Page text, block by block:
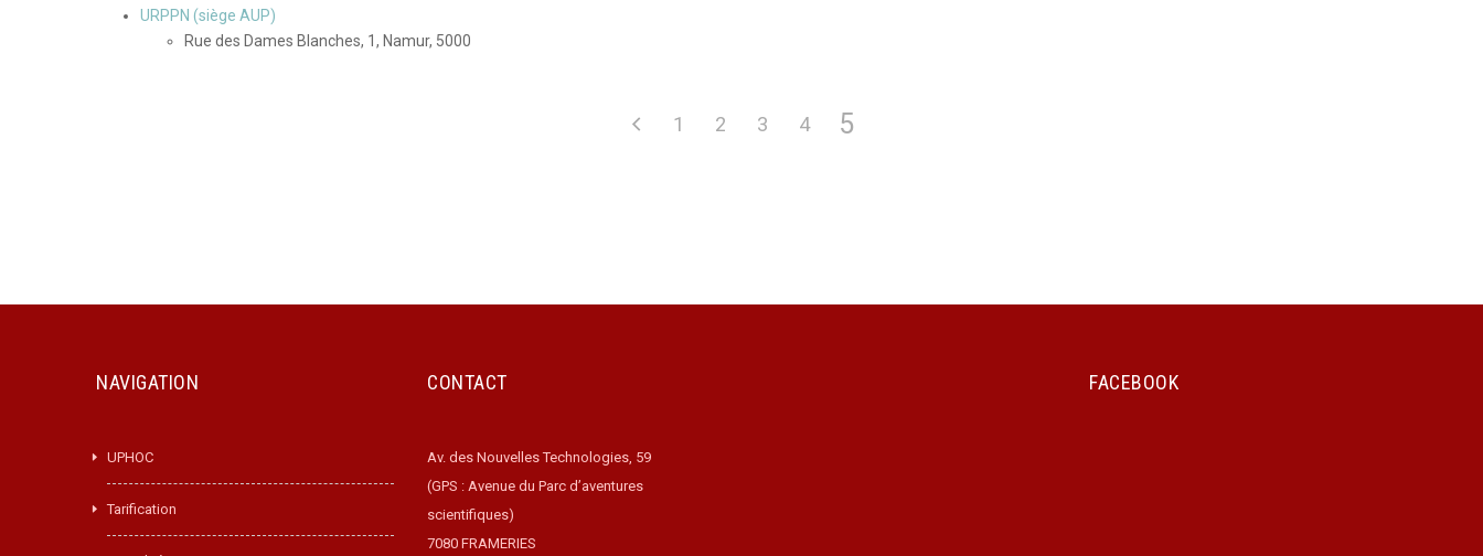
URPPN (siège AUP)
Rue des Dames Blanches, 1, Namur, 5000
1 2 3 4 5
NAVIGATION
UPHOC
Tarification
CONTACT
Av. des Nouvelles Technologies, 59
(GPS : Avenue du Parc d’aventures
scientifiques)
7080 FRAMERIES
FACEBOOK